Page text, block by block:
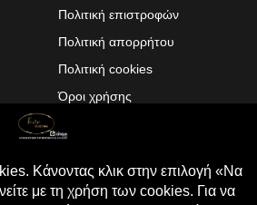
Πολιτική επιστροφών
Πολιτική απορρήτου
Πολιτική cookies
Όροι χρήσης
. All Rights
by